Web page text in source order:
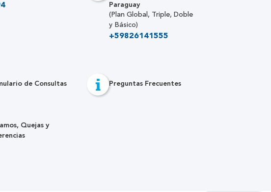
Paraguay
(Plan Global, Triple, Doble
y Básico)
+59826141555
de Consultas Preguntas Frecuentes
Quejas y